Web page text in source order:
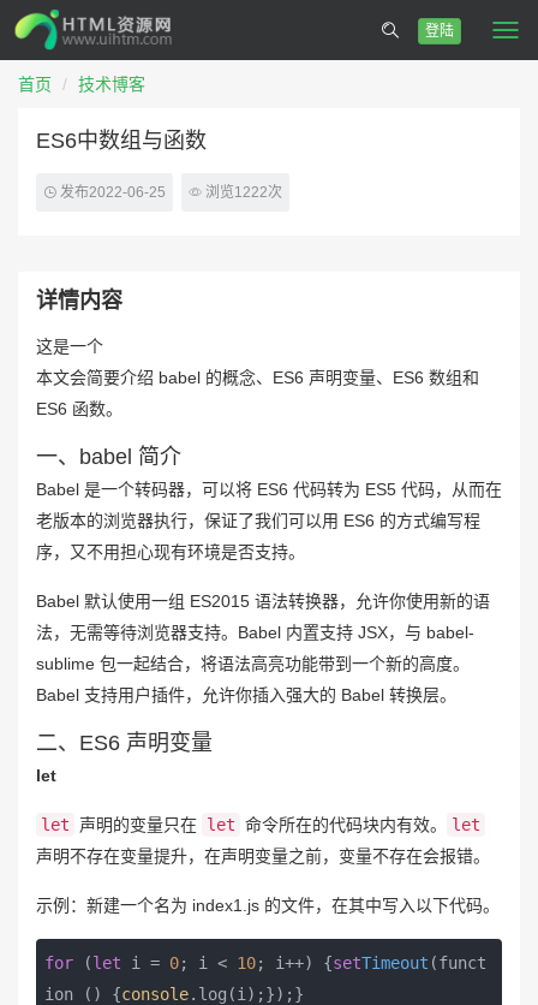
登陆
首页 技术博客
ES6中数组与函数
发布2022-06-25 浏览1222次
详情内容
这是一个
本文会简要介绍 babel 的概念、ES6 声明变量、ES6 数组和
ES6 函数。
一、babel 简介
Babel 是一个转码器，可以将 ES6 代码转为 ES5 代码，从而在
老版本的浏览器执行，保证了我们可以用 ES6 的方式编写程
序，又不用担心现有环境是否支持。
Babel 默认使用一组 ES2015 语法转换器，允许你使用新的语
法，无需等待浏览器支持。Babel 内置支持 JSX，与 babel-
sublime 包一起结合，将语法高亮功能带到一个新的高度。
Babel 支持用户插件，允许你插入强大的 Babel 转换层。
二、ES6 声明变量
let
let 声明的变量只在 let 命令所在的代码块内有效。
let
声明不存在变量提升，在声明变量之前，变量不存在会报错。
示例：新建一个名为 index1.js 的文件，在其中写入以下代码。
for (let i = 0; i < 10; i++) {setTimeout (funct
ion ( ) {console.log(i);});}